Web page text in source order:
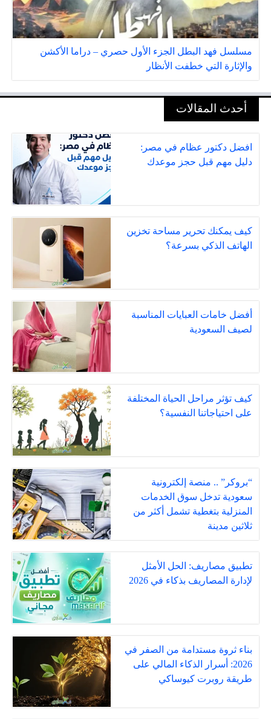
مسلسل فهد البطل الجزء الأول حصري – دراما الأكشن
والإثارة التي خطفت الأنظار
أحدث المقالات
افضل دكتور عظام في مصر:
دليل مهم قبل حجز موعدك
كيف يمكنك تحرير مساحة تخزين
الهاتف الذكي بسرعة؟
أفضل خامات العبايات المناسبة
لصيف السعودية
كيف تؤثر مراحل الحياة المختلفة
على احتياجاتنا النفسية؟
“بروكر” .. منصة إلكترونية
سعودية تدخل سوق الخدمات
المنزلية بتغطية تشمل أكثر من
ثلاثين مدينة
تطبيق مصاريف: الحل الأمثل
لإدارة المصاريف بذكاء في 2026
بناء ثروة مستدامة من الصفر في
2026: أسرار الذكاء المالي على
طريقة روبرت كيوساكي